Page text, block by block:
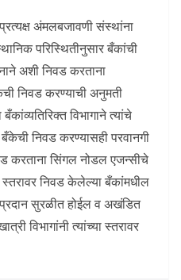
अंमलबजावणी संस्थांना
परिस्थितीनुसार बँकांची
अशी निवड करताना
निवड करण्याची अनुमती
विभागाने त्यांचे
निवड करण्यासही परवानगी
करताना सिंगल नोडल एजन्सीचे
निवड केलेल्या बँकांमधील
सुरळीत होईल व अखंडित
विभागांनी त्यांच्या स्तरावर